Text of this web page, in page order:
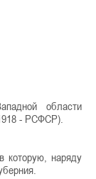
области
- РСФСР).
которую, наряду